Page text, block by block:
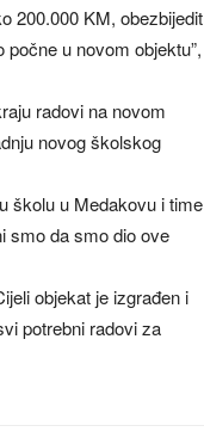
200.000 KM, obezbijedit
u novom objektu”,
radovi na novom
novog školskog
školu u Medakovu i time
smo da smo dio ove
objekat je izgrađen i
potrebni radovi za